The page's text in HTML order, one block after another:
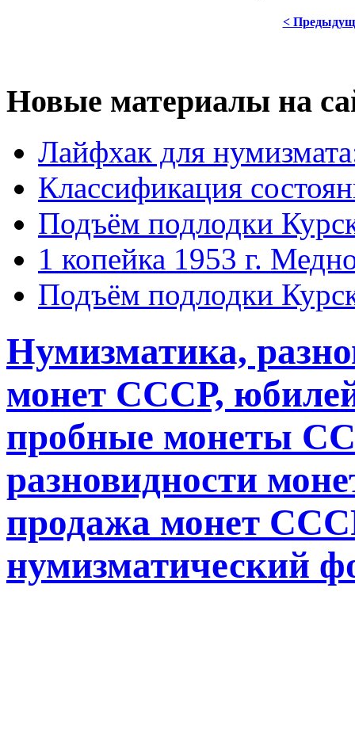
<
Новые материалы на
Лайфхак для
Классификация
Подъём подлодки
1 копейка 1953 г.
Подъём подлодки
Нумизматика,
монет СССР,
пробные монеты
разновидности
продажа монет
нумизматический